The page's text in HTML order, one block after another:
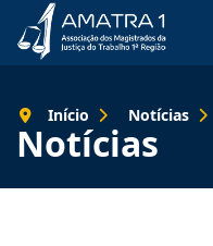
Notícias
Início Notícias